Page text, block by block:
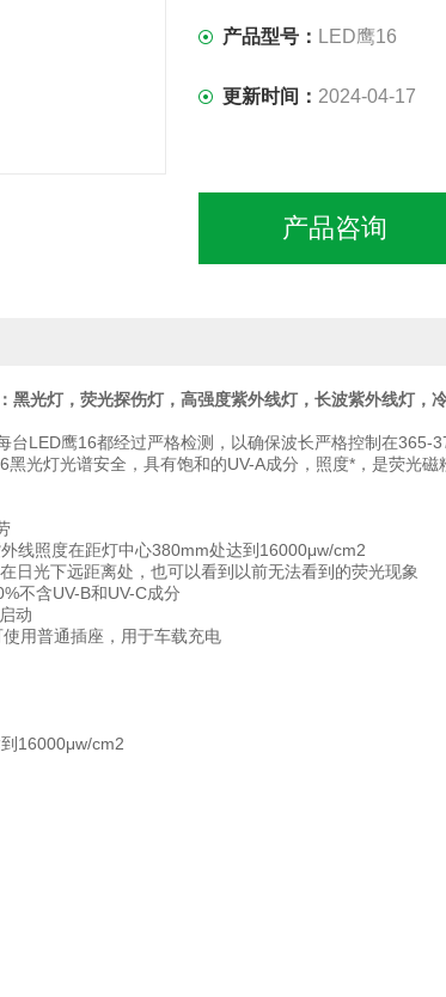
产品型号： LED鹰16
更新时间： 2024-04-17
产品咨询
光灯，荧光探伤灯，高强度紫外线灯，长波紫外线灯，
台LED鹰16都经过严格检测，以确保波长严格控制在365-
光灯光谱安全，具有饱和的UV-A成分，照度*，是荧光磁
线照度在距灯中心380mm处达到16000μw/cm2
日光下远距离处，也可以看到以前无法看到的荧光现象
不含UV-B和UV-C成分
动
用普通插座，用于车载充电
16000μw/cm2